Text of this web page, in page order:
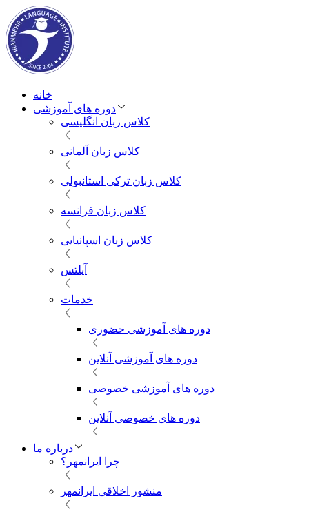
خانه
دوره های آموزشی
کلاس زبان انگلیسی
کلاس زبان آلمانی
کلاس زبان ترکی استانبولی
کلاس زبان فرانسه
کلاس زبان اسپانیایی
آیلتس
خدمات
دوره های آموزشی حضوری
دوره های آموزشی آنلاین
دوره های آموزشی خصوصی
دوره های خصوصی آنلاین
درباره ما
چرا ایرانمهر؟
منشور اخلاقی ایرانمهر